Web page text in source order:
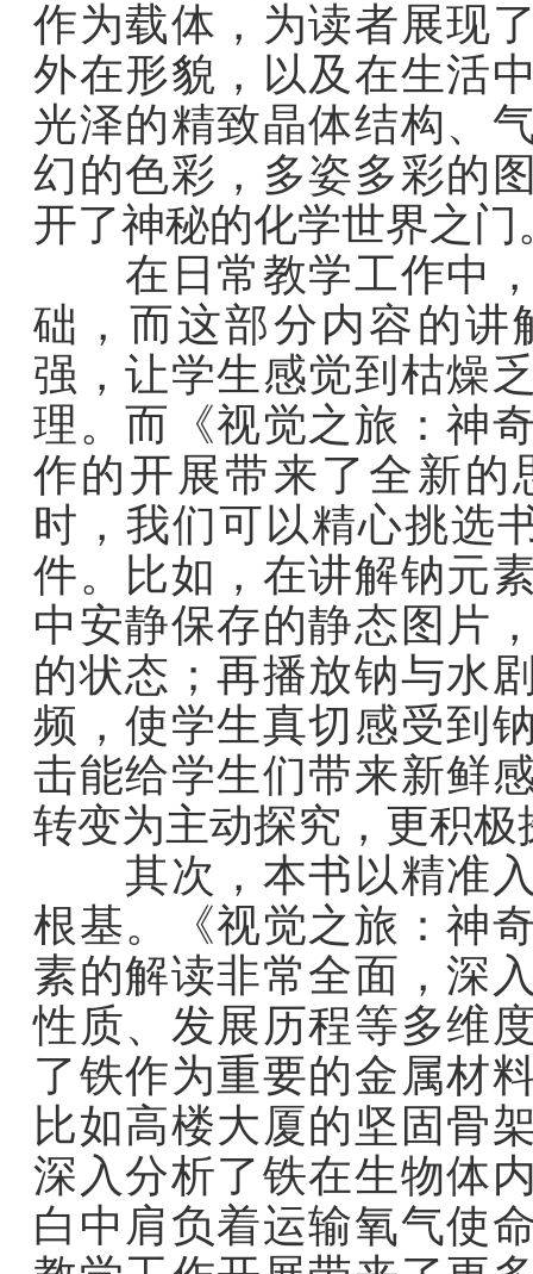
作为载体，为读者展现
外在形貌，以及在生活
光泽的精致晶体结构、
幻的色彩，多姿多彩的
开了神秘的化学世界之门
在日常教学工作中，
础，而这部分内容的讲
强，让学生感觉到枯燥
理。而《视觉之旅：神
作的开展带来了全新的
时，我们可以精心挑选
件。比如，在讲解钠元
中安静保存的静态图片
的状态；再播放钠与水
频，使学生真切感受到
击能给学生们带来新鲜
转变为主动探究，更积
其次，本书以精准入
根基。《视觉之旅：神
素的解读非常全面，深
性质、发展历程等多维
了铁作为重要的金属材
比如高楼大厦的坚固骨
深入分析了铁在生物体
白中肩负着运输氧气使